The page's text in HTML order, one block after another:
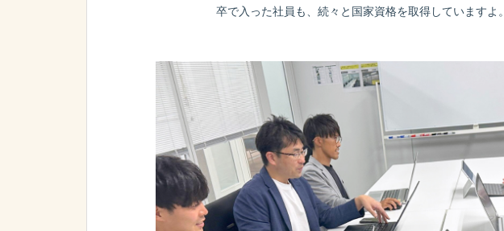
卒で入った社員も、続々と国家資格を取得していますよ。